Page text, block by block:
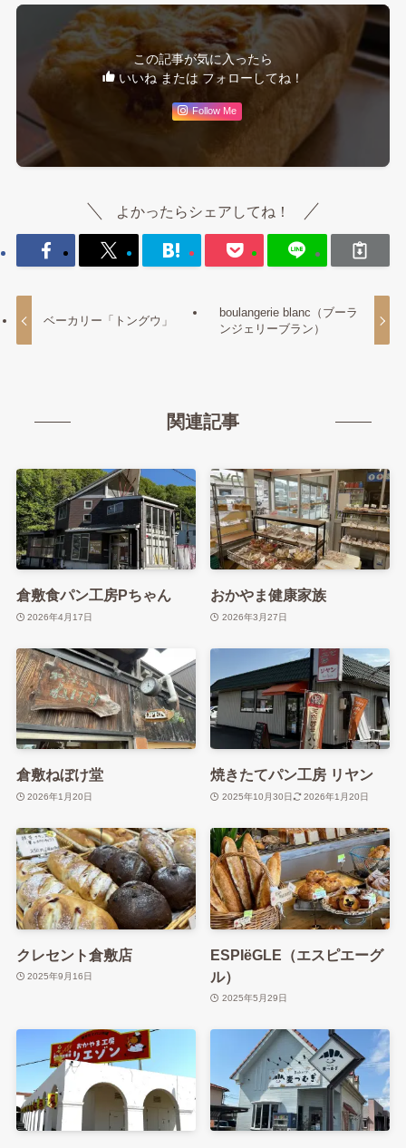
この記事が気に入ったら
いいね または フォローしてね！
Follow Me
よかったらシェアしてね！
ベーカリー「トングウ」
boulangerie blanc（ブーラ
ンジェリーブラン）
関連記事
倉敷食パン工房Pちゃん
2026年4月17日
おかやま健康家族
2026年3月27日
倉敷ねぼけ堂
2026年1月20日
焼きたてパン工房 リヤン
2025年10月30日 2026年1月20日
クレセント倉敷店
2025年9月16日
ESPIëGLE（エスピエーグ
ル）
2025年5月29日